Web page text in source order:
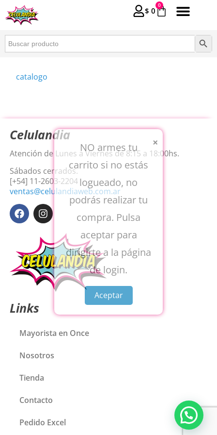
$ 0
0
Buscar: Botón
catalogo
Celulandia
Atención de Lunes a Viernes de 8:15 a 18:00hs.
Sábados cerrados.
[+54] 11-2603-2204
ventas@celulandiaweb.com.ar
Links
Mayorista en Once
Nosotros
Tienda
Contacto
Pedido Excel
×
NO armes tu
carrito si no estás
logueado, no
podrás realizar tu
compra. Pulsa
aceptar para
dirigirte a la página
de login.
Aceptar